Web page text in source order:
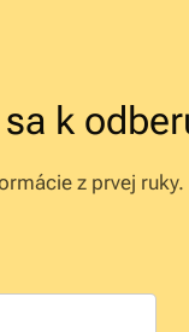
k
z prvej ruky.